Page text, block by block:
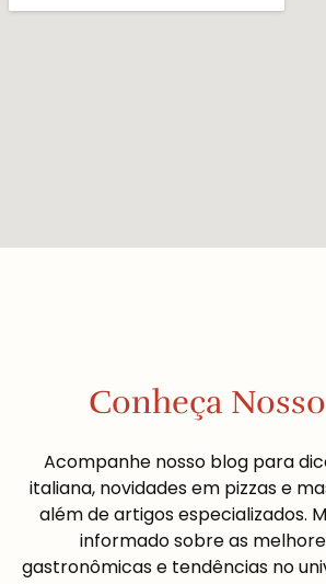
Conheça
Acompanhe nosso blog para
italiana, novidades em pizzas e
além de artigos especializados.
informado sobre as
gastronômicas e tendências no